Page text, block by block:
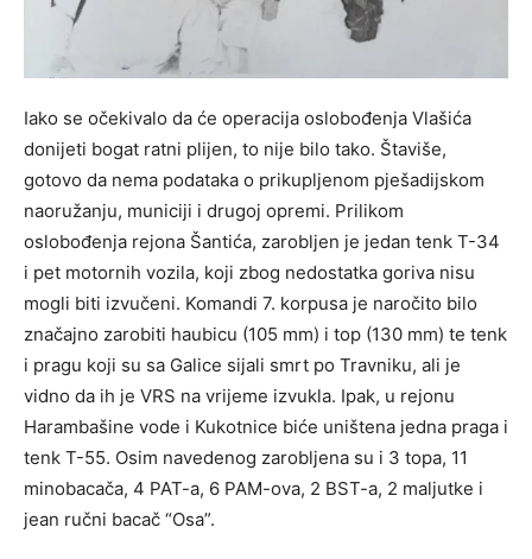
Iako se očekivalo da će operacija oslobođenja Vlašića
donijeti bogat ratni plijen, to nije bilo tako. Štaviše,
gotovo da nema podataka o prikupljenom pješadijskom
naoružanju, municiji i drugoj opremi. Prilikom
oslobođenja rejona Šantića, zarobljen je jedan tenk T-34
i pet motornih vozila, koji zbog nedostatka goriva nisu
mogli biti izvučeni. Komandi 7. korpusa je naročito bilo
značajno zarobiti haubicu (105 mm) i top (130 mm) te tenk
i pragu koji su sa Galice sijali smrt po Travniku, ali je
vidno da ih je VRS na vrijeme izvukla. Ipak, u rejonu
Harambašine vode i Kukotnice biće uništena jedna praga i
tenk T-55. Osim navedenog zarobljena su i 3 topa, 11
minobacača, 4 PAT-a, 6 PAM-ova, 2 BST-a, 2 maljutke i
jean ručni bacač “Osa”.